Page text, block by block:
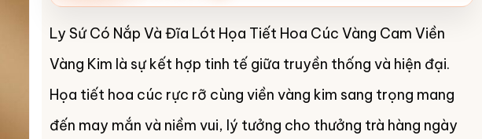
Ly Sứ Có Nắp Và Đĩa Lót Họa Tiết Hoa Cúc Vàng Cam Viền
Vàng Kim là sự kết hợp tinh tế giữa truyền thống và hiện đại.
Họa tiết hoa cúc rực rỡ cùng viền vàng kim sang trọng mang
đến may mắn và niềm vui, lý tưởng cho thưởng trà hàng ngày